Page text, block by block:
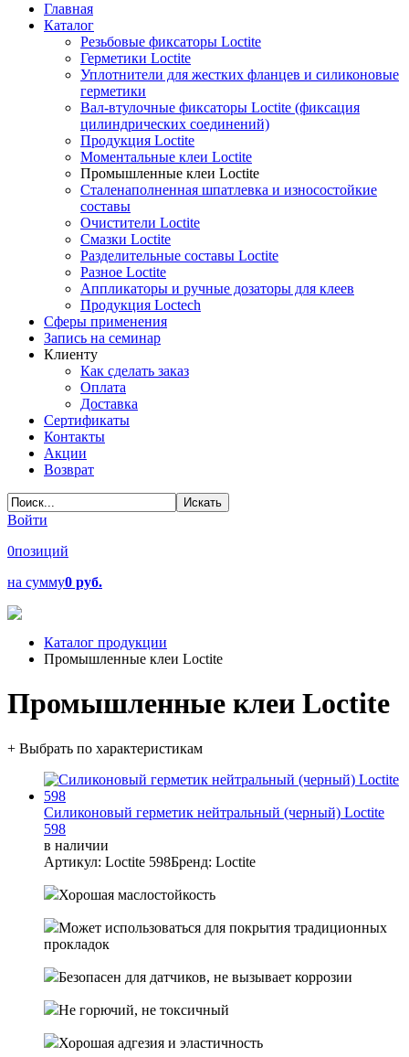
Главная
Каталог
Резьбовые фиксаторы Loctite
Герметики Loctite
Уплотнители для жестких фланцев и силиконовые
герметики
Вал-втулочные фиксаторы Loctite (фиксация
цилиндрических соединений)
Продукция Loctite
Моментальные клеи Loctite
Промышленные клеи Loctite
Сталенаполненная шпатлевка и износостойкие
составы
Очистители Loctite
Смазки Loctite
Разделительные составы Loctite
Разное Loctite
Аппликаторы и ручные дозаторы для клеев
Продукция Loctech
Сферы применения
Запись на семинар
Клиенту
Как сделать заказ
Оплата
Доставка
Сертификаты
Контакты
Акции
Возврат
Войти
0позиций
на сумму0 руб.
Каталог продукции
Промышленные клеи Loctite
Промышленные клеи Loctite
+ Выбрать по характеристикам
Силиконовый герметик нейтральный (черный) Loctite
598
в наличии
Артикул: Loctite 598Бренд: Loctite
Хорошая маслостойкость
Может использоваться для покрытия традиционных
прокладок
Безопасен для датчиков, не вызывает коррозии
Не горючий, не токсичный
Хорошая адгезия и эластичность